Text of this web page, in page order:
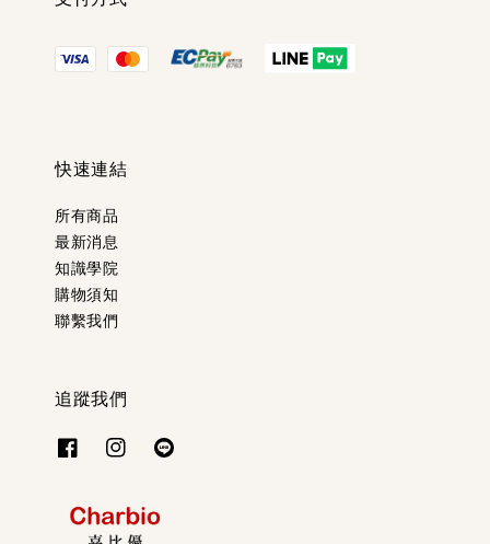
快速連結
所有商品
最新消息
知識學院
購物須知
聯繫我們
追蹤我們